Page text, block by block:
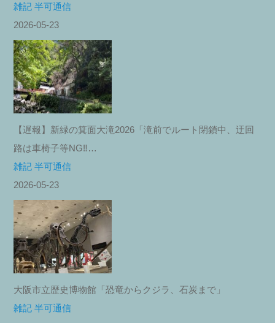
雑記 半可通信
2026-05-23
【遅報】新緑の箕面大滝2026「滝前でルート閉鎖中、迂回
路は車椅子等NG‼︎…
雑記 半可通信
2026-05-23
大阪市立歴史博物館「恐竜からクジラ、石炭まで」
雑記 半可通信